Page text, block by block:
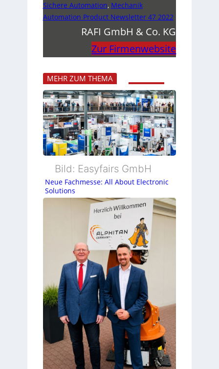
Sichere Automation, Mechanik
Automation Product Newsletter 47 2022
RAFI GmbH & Co. KG
Zur Firmenwebsite
MEHR ZUM THEMA
Bild: Easyfairs GmbH
Neue Fachmesse: All About Electronic
Solutions